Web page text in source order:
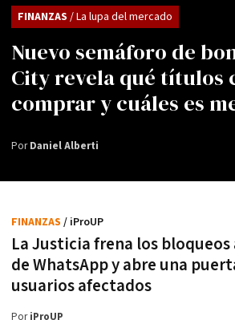
Nuevo semáforo de
City revela qué títulos
comprar y cuáles es
FINANZAS / La lupa del mercado
PorDaniel Alberti
La Justicia frena los
de WhatsApp y abre una
usuarios afectados
FINANZAS / iProUP
PoriProUP